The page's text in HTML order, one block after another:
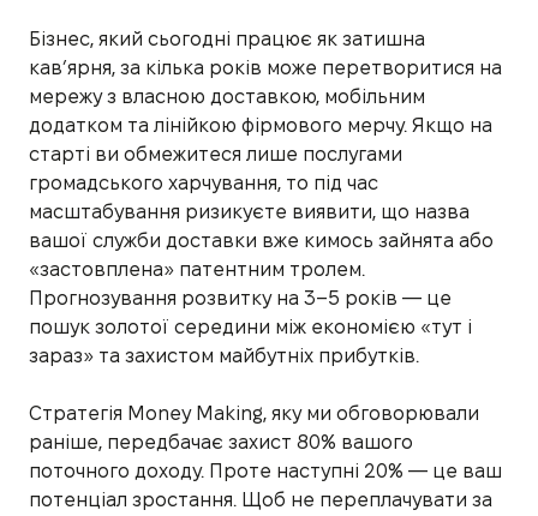
Бізнес, який сьогодні працює як затишна
кав’ярня, за кілька років може перетворитися на
мережу з власною доставкою, мобільним
додатком та лінійкою фірмового мерчу. Якщо на
старті ви обмежитеся лише послугами
громадського харчування, то під час
масштабування ризикуєте виявити, що назва
вашої служби доставки вже кимось зайнята або
«застовплена» патентним тролем.
Прогнозування розвитку на 3–5 років — це
пошук золотої середини між економією «тут і
зараз» та захистом майбутніх прибутків.
Стратегія Money Making, яку ми обговорювали
раніше, передбачає захист 80% вашого
поточного доходу. Проте наступні 20% — це ваш
потенціал зростання. Щоб не переплачувати за